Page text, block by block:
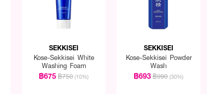
SEKKISEI
Kose-Sekkisei White
Washing Foam
฿675฿750 (10%)
SEKKISEI
Kose-Sekkisei Powder
Wash
฿693฿990 (30%)